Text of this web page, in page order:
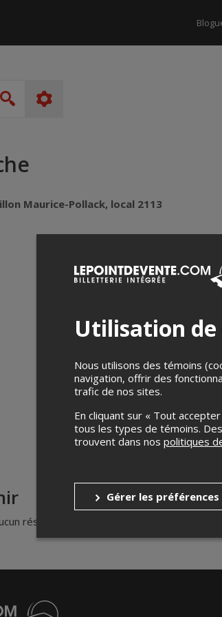
Rechercher
Maurice-Pollack, local 2113
résultat.
Utilisation de
Nous utilisons des témoins
navigation, offrir des
trafic de nos sites.
En cliquant sur « Tout
tous les types de témoins.
trouvent dans nos politiques
Gérer les préférences